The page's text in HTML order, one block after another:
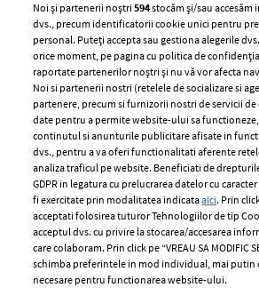
ELLE Style Awards
2024
Despre ELLE
Romania
Contact
Abonamente
Noi și partenerii noștri594stocăm și/sau
dvs., precum identificatorii cookie unici pentru
personal. Puteți accepta sau gestiona alegerile
orice moment, pe pagina cu politica de
raportate partenerilor noștri și nu vă vor afecta
Noi si partenerii nostri (retelele de socializare si
partenere, precum si furnizorii nostri de servicii
date pentru a permite website-ului sa
continutul si anunturile publicitare afisate in
dvs., pentru a va oferi functionalitati aferente
analiza traficul pe website. Beneficiati de
GDPR in legatura cu prelucrarea datelor cu
fi exercitate prin modalitatea indicataaici. Prin
acceptati folosirea tuturor Tehnologiilor de tip
acceptul dvs. cu privire la stocarea/accesarea
care colaboram. Prin click pe “VREAU SA MODIFIC
schimba preferintele in mod individual, mai putin
necesare pentru functionarea website-ului.